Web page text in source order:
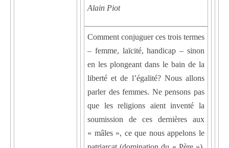
Alain Piot
Comment conjuguer ces trois termes
– femme, laïcité, handicap – sinon
en les plongeant dans le bain de la
liberté et de l’égalité? Nous allons
parler des femmes. Ne pensons pas
que les religions aient inventé la
soumission de ces dernières aux
« mâles », ce que nous appelons le